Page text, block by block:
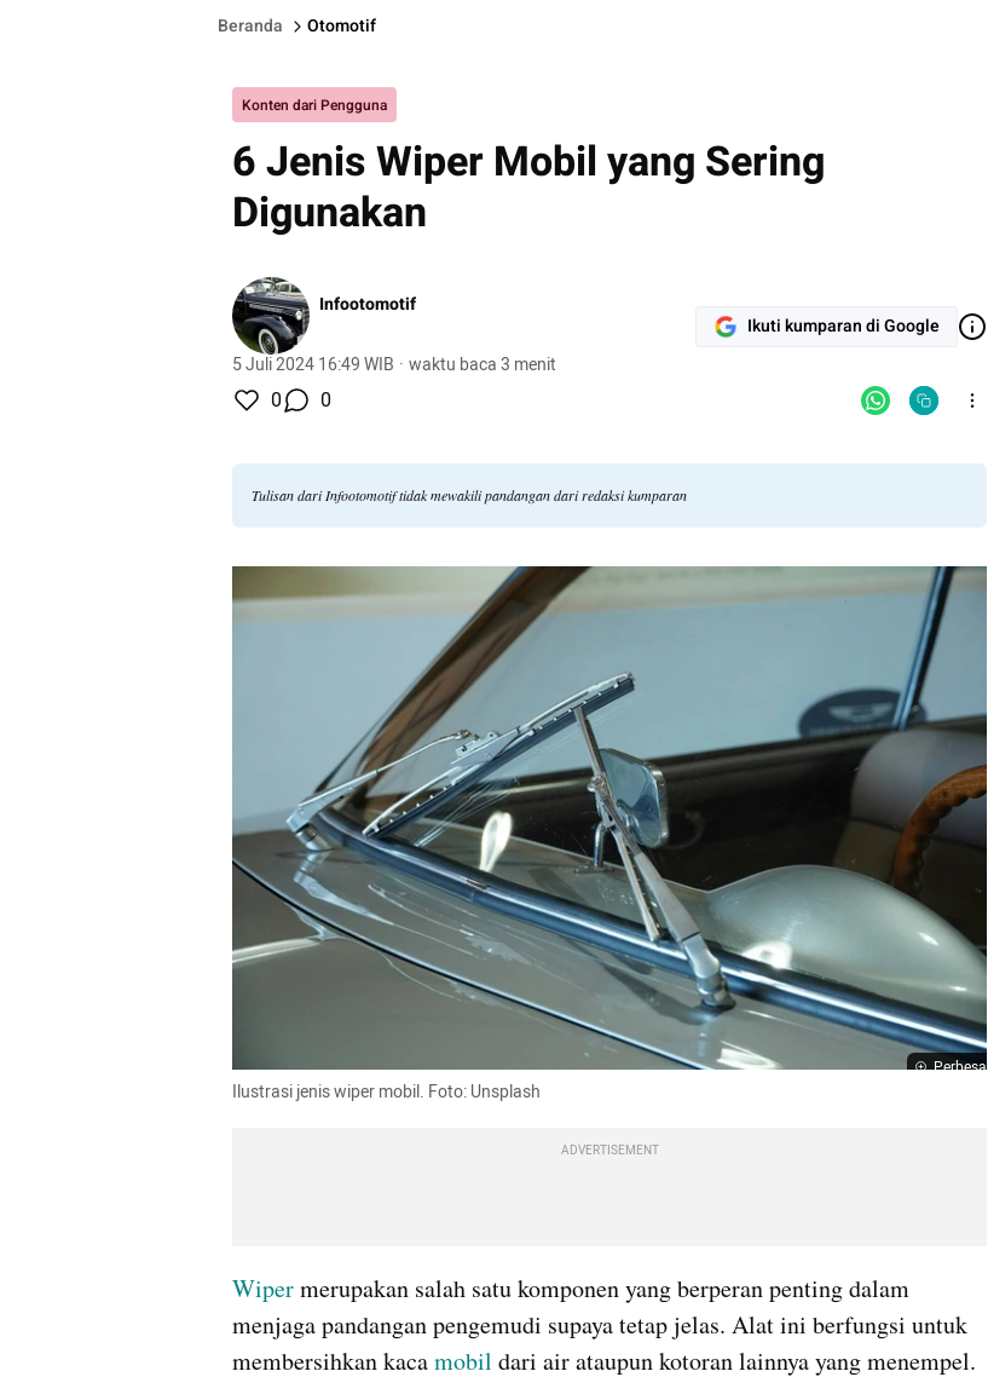
Beranda Otomotif
Konten dari Pengguna
6 Jenis Wiper Mobil yang Sering
Digunakan
Infootomotif
5 Juli 2024 16:49 WIB · waktu baca 3 menit
Ikuti kumparan di Google
0 0
Tulisan dari Infootomotif tidak mewakili pandangan dari redaksi kumparan
Perbesar
Ilustrasi jenis wiper mobil. Foto: Unsplash
ADVERTISEMENT
Wiper merupakan salah satu komponen yang berperan penting dalam
menjaga pandangan pengemudi supaya tetap jelas. Alat ini berfungsi untuk
membersihkan kaca mobil dari air ataupun kotoran lainnya yang menempel.